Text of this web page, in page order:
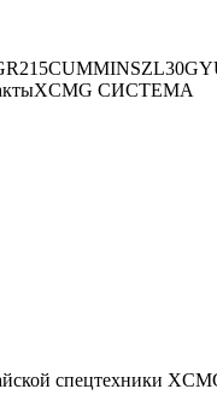
CUMMINSZL30G
XCMG СИСТЕМА
спецтехники